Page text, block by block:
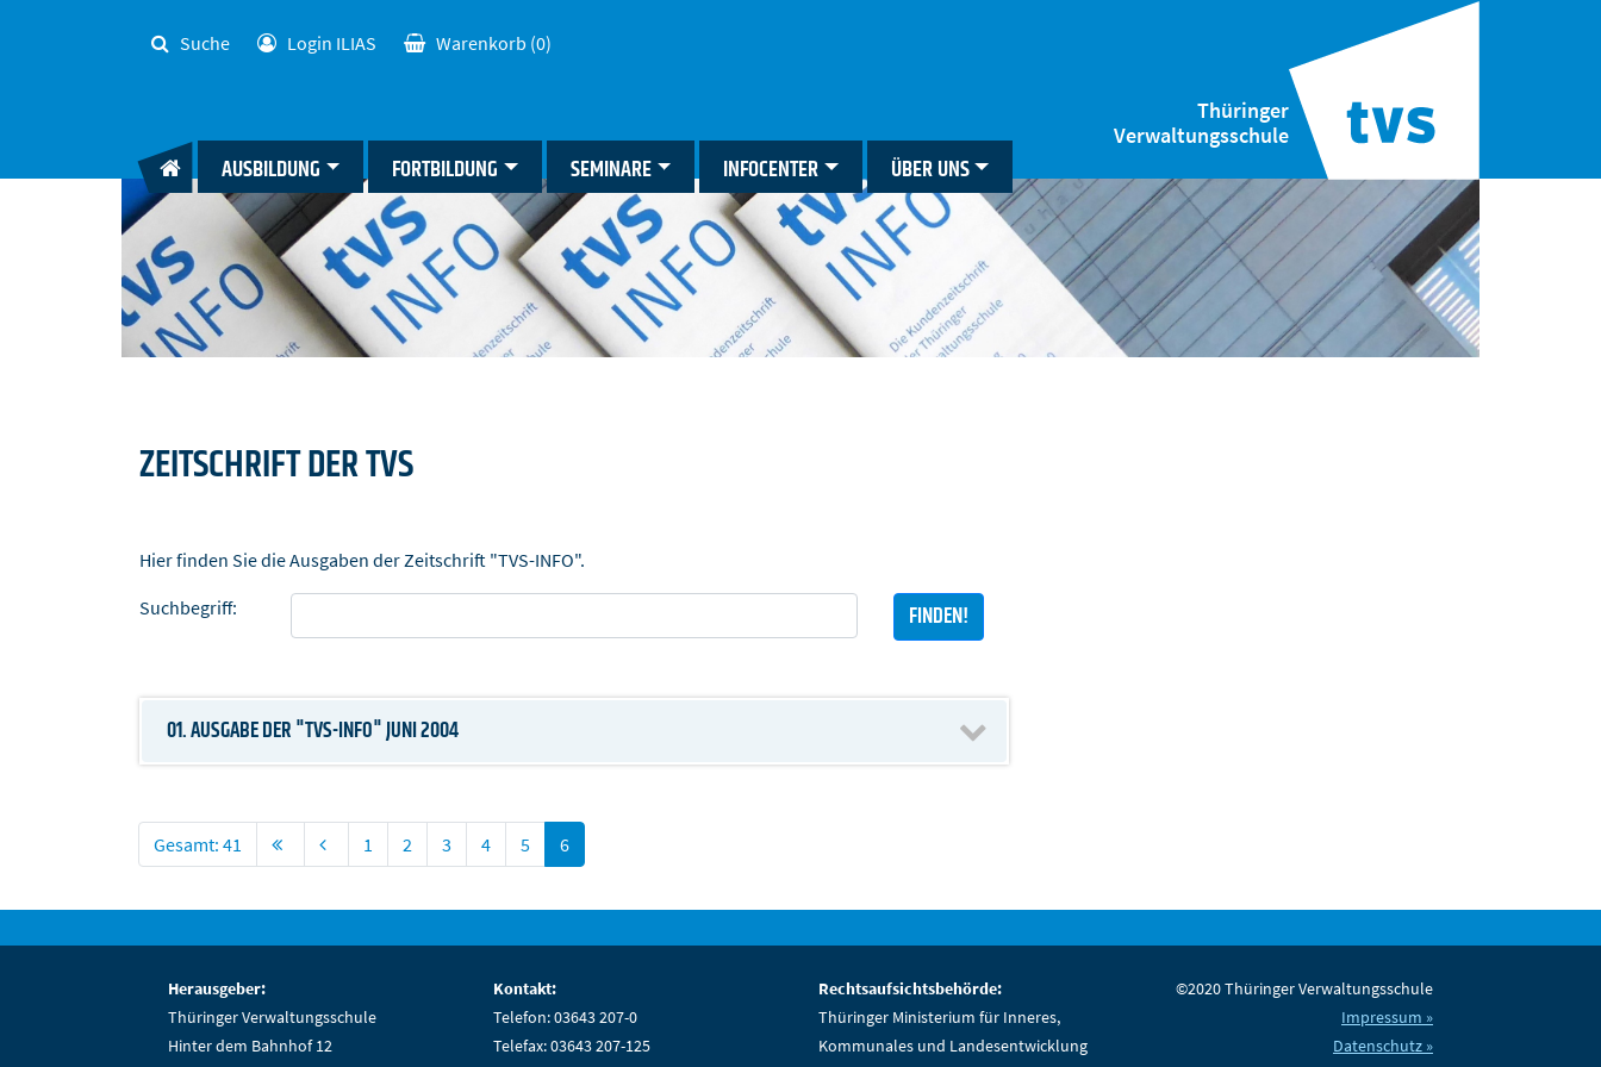
Thüringer
Verwaltungsschule
Suche Login ILIAS Warenkorb (0)
AUSBILDUNG FORTBILDUNG SEMINARE INFOCENTER ÜBER UNS
ZEITSCHRIFT DER TVS
Hier finden Sie die Ausgaben der Zeitschrift "TVS-INFO".
Suchbegriff:
01. AUSGABE DER "TVS-INFO" JUNI 2004
Gesamt: 41 1 2 3 4 5 6
Herausgeber:
Thüringer Verwaltungsschule
Hinter dem Bahnhof 12
Kontakt:
Telefon: 03643 207-0
Telefax: 03643 207-125
Rechtsaufsichtsbehörde:
Thüringer Ministerium für Inneres,
Kommunales und Landesentwicklung
©2020 Thüringer Verwaltungsschule
Impressum »
Datenschutz »